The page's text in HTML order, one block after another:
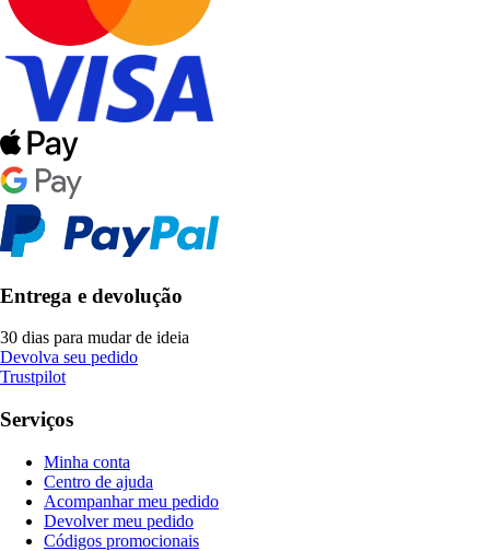
Entrega e devolução
30 dias para mudar de ideia
Devolva seu pedido
Trustpilot
Serviços
Minha conta
Centro de ajuda
Acompanhar meu pedido
Devolver meu pedido
Códigos promocionais